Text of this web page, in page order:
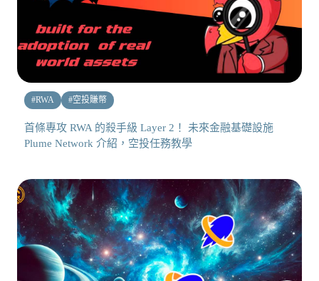
#RWA #空投賺幣
首條專攻 RWA 的殺手級 Layer 2！ 未來金融基礎設施
Plume Network 介紹，空投任務教學